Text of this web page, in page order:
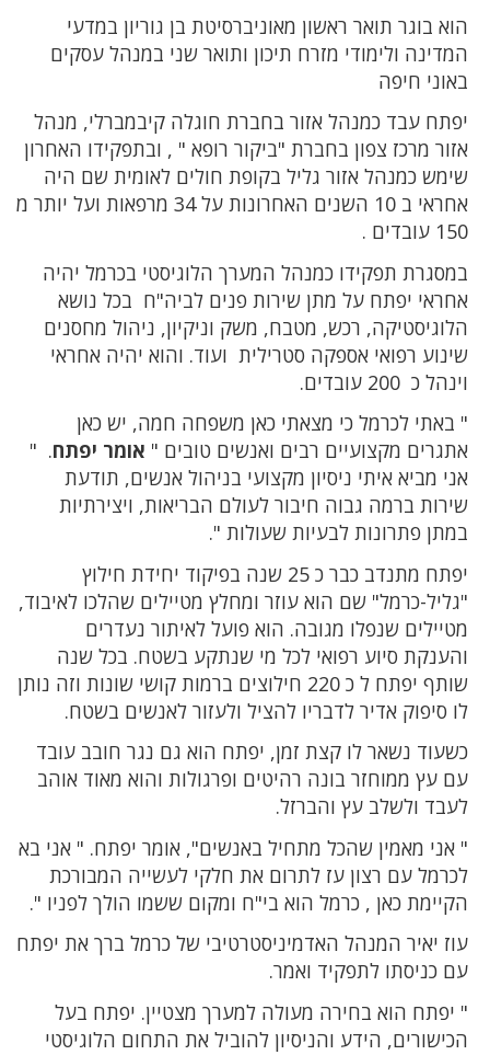
הוא בוגר תואר ראשון מאוניברסיטת בן גוריון במדעי
המדינה ולימודי מזרח תיכון ותואר שני במנהל עסקים
באוני חיפה
יפתח עבד כמנהל אזור בחברת חוגלה קיבמברלי, מנהל
אזור מרכז צפון בחברת "ביקור רופא " , ובתפקידו האחרון
שימש כמנהל אזור גליל בקופת חולים לאומית שם היה
אחראי ב 10 השנים האחרונות על 34 מרפאות ועל יותר מ
150 עובדים .
במסגרת תפקידו כמנהל המערך הלוגיסטי בכרמל יהיה
אחראי יפתח על מתן שירות פנים לביה"ח בכל נושא
הלוגיסטיקה, רכש, מטבח, משק וניקיון, ניהול מחסנים
שינוע רפואי אספקה סטרילית ועוד. והוא יהיה אחראי
וינהל כ 200 עובדים.
" באתי לכרמל כי מצאתי כאן משפחה חמה, יש כאן
אתגרים מקצועיים רבים ואנשים טובים " אומר יפתח. "
אני מביא איתי ניסיון מקצועי בניהול אנשים, תודעת
שירות ברמה גבוה חיבור לעולם הבריאות, ויצירתיות
במתן פתרונות לבעיות שעולות ".
יפתח מתנדב כבר כ 25 שנה בפיקוד יחידת חילוץ
"גליל-כרמל" שם הוא עוזר ומחלץ מטיילים שהלכו לאיבוד,
מטיילים שנפלו מגובה. הוא פועל לאיתור נעדרים
והענקת סיוע רפואי לכל מי שנתקע בשטח. בכל שנה
שותף יפתח ל כ 220 חילוצים ברמות קושי שונות וזה נותן
לו סיפוק אדיר לדבריו להציל ולעזור לאנשים בשטח.
כשעוד נשאר לו קצת זמן, יפתח הוא גם נגר חובב עובד
עם עץ ממוחזר בונה רהיטים ופרגולות והוא מאוד אוהב
לעבד ולשלב עץ והברזל.
" אני מאמין שהכל מתחיל באנשים", אומר יפתח. " אני בא
לכרמל עם רצון עז לתרום את חלקי לעשייה המבורכת
הקיימת כאן , כרמל הוא בי"ח ומקום ששמו הולך לפניו ".
עוז יאיר המנהל האדמיניסטרטיבי של כרמל ברך את יפתח
עם כניסתו לתפקיד ואמר.
" יפתח הוא בחירה מעולה למערך מצטיין. יפתח בעל
הכישורים, הידע והניסיון להוביל את התחום הלוגיסטי